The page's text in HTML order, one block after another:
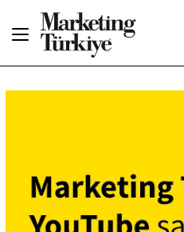
Dergiler